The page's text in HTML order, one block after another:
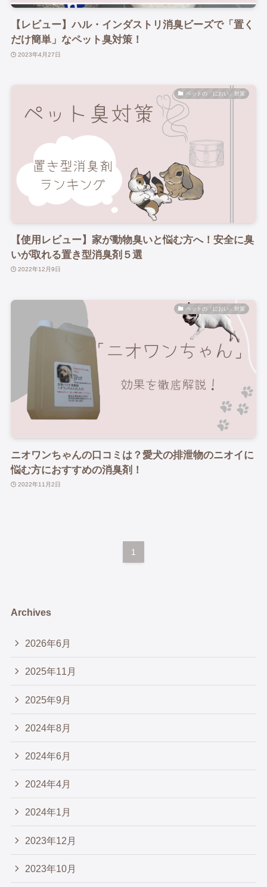
【レビュー】ハル・インダストリ消臭ビーズで「置く
だけ簡単」なペット臭対策！
2023年4月27日
ペットの「におい」対策
【使用レビュー】家が動物臭いと悩む方へ！安全に臭
いが取れる置き型消臭剤５選
2022年12月9日
ペットの「におい」対策
ニオワンちゃんの口コミは？愛犬の排泄物のニオイに
悩む方におすすめの消臭剤！
2022年11月2日
1
Archives
2026年6月
2025年11月
2025年9月
2024年8月
2024年6月
2024年4月
2024年1月
2023年12月
2023年10月